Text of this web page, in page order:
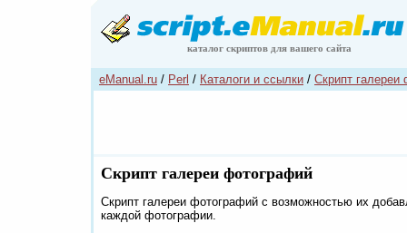
каталог скриптов для вашего сайта
eManual.ru / Perl / Каталоги и ссылки / Скрипт галереи
Скрипт галереи фотографий
Скрипт галереи фотографий с возможностью их
каждой фотографии.